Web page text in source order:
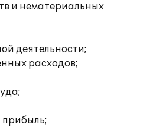
и нематериальных
деятельности;
расходов;
прибыль;